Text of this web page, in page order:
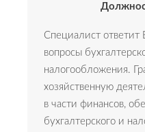
Специалист
вопросы
налогообложения.
хозяйственную
в части финансов,
бухгалтерского и